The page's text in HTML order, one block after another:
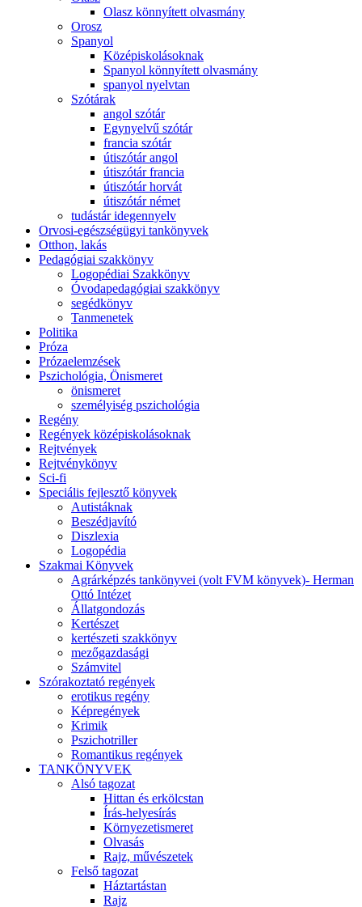
Olasz könnyített olvasmány
Orosz
Spanyol
Középiskolásoknak
Spanyol könnyített olvasmány
spanyol nyelvtan
Szótárak
angol szótár
Egynyelvű szótár
francia szótár
útiszótár angol
útiszótár francia
útiszótár horvát
útiszótár német
tudástár idegennyelv
Orvosi-egészségügyi tankönyvek
Otthon, lakás
Pedagógiai szakkönyv
Logopédiai Szakkönyv
Óvodapedagógiai szakkönyv
segédkönyv
Tanmenetek
Politika
Próza
Prózaelemzések
Pszichológia, Önismeret
önismeret
személyiség pszichológia
Regény
Regények középiskolásoknak
Rejtvények
Rejtvénykönyv
Sci-fi
Speciális fejlesztő könyvek
Autistáknak
Beszédjavító
Diszlexia
Logopédia
Szakmai Könyvek
Agrárképzés tankönyvei (volt FVM könyvek)- Herman
Ottó Intézet
Állatgondozás
Kertészet
kertészeti szakkönyv
mezőgazdasági
Számvitel
Szórakoztató regények
erotikus regény
Képregények
Krimik
Pszichotriller
Romantikus regények
TANKÖNYVEK
Alsó tagozat
Hittan és erkölcstan
Írás-helyesírás
Környezetismeret
Olvasás
Rajz, művészetek
Felső tagozat
Háztartástan
Rajz